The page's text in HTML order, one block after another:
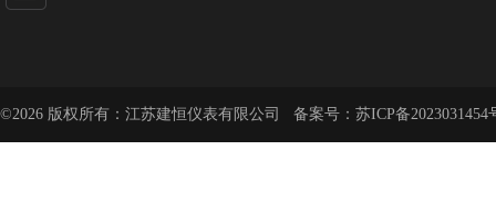
©2026 版权所有：江苏建恒仪表有限公司 备案号： 苏ICP备2023031454